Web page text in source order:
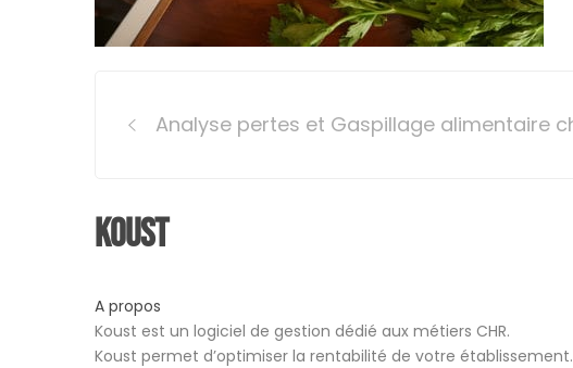
navigation
Analyse pertes et Gaspillage alimentaire
Koust
A propos
Koust est un logiciel de gestion dédié aux métiers CHR.
Koust permet d’optimiser la rentabilité de votre établissement.